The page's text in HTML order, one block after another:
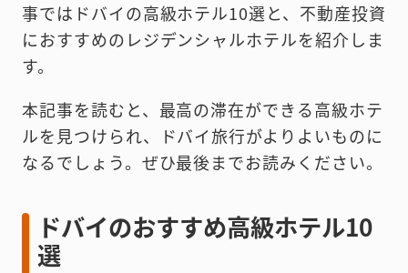
事ではドバイの高級ホテル10選と、不動産投資
におすすめのレジデンシャルホテルを紹介しま
す。
本記事を読むと、最高の滞在ができる高級ホテ
ルを見つけられ、ドバイ旅行がよりよいものに
なるでしょう。ぜひ最後までお読みください。
ドバイのおすすめ高級ホテル10
選